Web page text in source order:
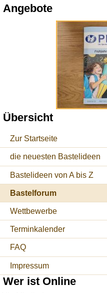
Angebote
Übersicht
Zur Startseite
die neuesten Bastelideen
Bastelideen von A bis Z
Bastelforum
Wettbewerbe
Terminkalender
FAQ
Impressum
Wer ist Online